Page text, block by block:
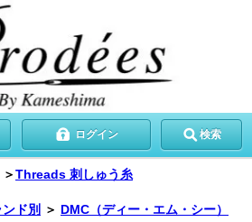
ログイン 検索
＞Threads 刺しゅう糸
ド別 ＞ DMC（ディー・エム・シー）